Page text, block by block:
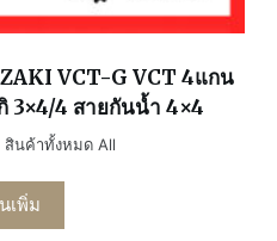
VCT-G VCT 4แกน
3×4/4 สายกันน้ำ 4×4
สินค้าทั้งหมด All
เพิ่ม